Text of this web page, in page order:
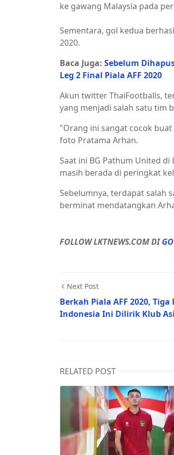
ke gawang Malaysia pada
Sementara, gol kedua
2020.
Baca Juga: Sebelum
Leg 2 Final Piala AFF 2020
Akun twitter ThaiFootballs,
yang menjadi salah satu tim
"Orang ini sangat cocok
foto Pratama Arhan.
Saat ini BG Pathum United
masih berada di peringkat
Sebelumnya, terdapat salah
berminat mendatangkan
FOLLOW LKTNEWS.COM DI
Next Post
Berkah Piala AFF 2020,
Indonesia Ini Dilirik Klub
RELATED POST